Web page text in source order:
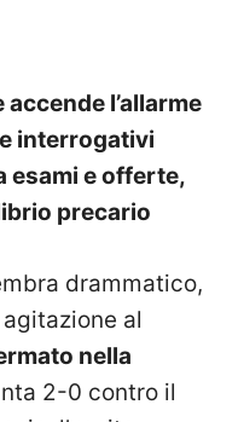
l’allarme
interrogativi
esami e offerte,
precario
drammatico,
al
nella
2-0 contro il